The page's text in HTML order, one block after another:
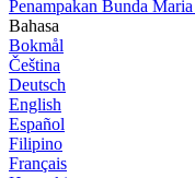
Penampakan Bunda
Bahasa
Bokmål
Čeština
Deutsch
English
Español
Filipino
Français